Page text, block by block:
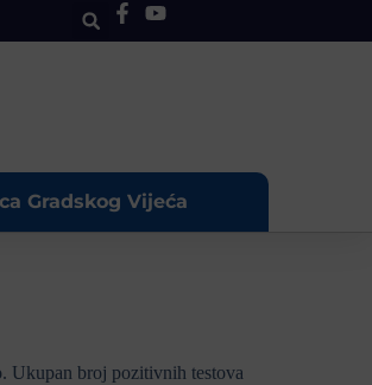
Gradskog Vijeća
Ukupan broj pozitivnih testova